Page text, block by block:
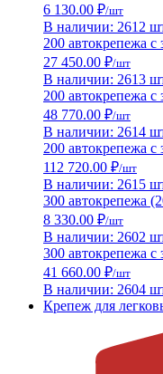
6 130.00 ₽/шт
В наличии: 2612
200 автокрепежа
27 450.00 ₽/шт
В наличии: 2613
200 автокрепежа
48 770.00 ₽/шт
В наличии: 2614
200 автокрепежа
112 720.00 ₽/шт
В наличии: 2615
300 автокрепежа
8 330.00 ₽/шт
В наличии: 2602
300 автокрепежа
41 660.00 ₽/шт
В наличии: 2604
Крепеж для